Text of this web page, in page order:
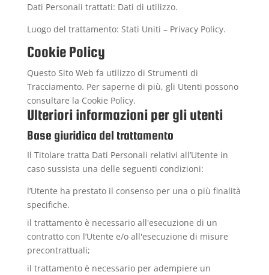
Dati Personali trattati: Dati di utilizzo.
Luogo del trattamento: Stati Uniti – Privacy Policy.
Cookie Policy
Questo Sito Web fa utilizzo di Strumenti di
Tracciamento. Per saperne di più, gli Utenti possono
consultare la Cookie Policy.
Ulteriori informazioni per gli utenti
Base giuridica del trattamento
Il Titolare tratta Dati Personali relativi all’Utente in
caso sussista una delle seguenti condizioni:
l’Utente ha prestato il consenso per una o più finalità
specifiche.
il trattamento è necessario all'esecuzione di un
contratto con l’Utente e/o all'esecuzione di misure
precontrattuali;
il trattamento è necessario per adempiere un